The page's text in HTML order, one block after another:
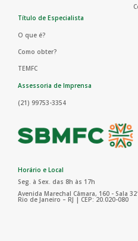
Título de Especialista
O que é?
Como obter?
TEMFC
Assessoria de Imprensa
(21) 99753-3354
Horário e Local
Seg. à Sex. das 8h às 17h
Avenida Marechal Câmara, 160 - Sala
Rio de Janeiro – RJ | CEP: 20.020-080